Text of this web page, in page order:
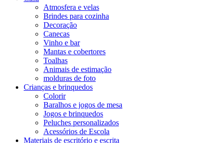
Atmosfera e velas
Brindes para cozinha
Decoração
Canecas
Vinho e bar
Mantas e cobertores
Toalhas
Animais de estimação
molduras de foto
Crianças e brinquedos
Colorir
Baralhos e jogos de mesa
Jogos e brinquedos
Peluches personalizados
Acessórios de Escola
Materiais de escritório e escrita